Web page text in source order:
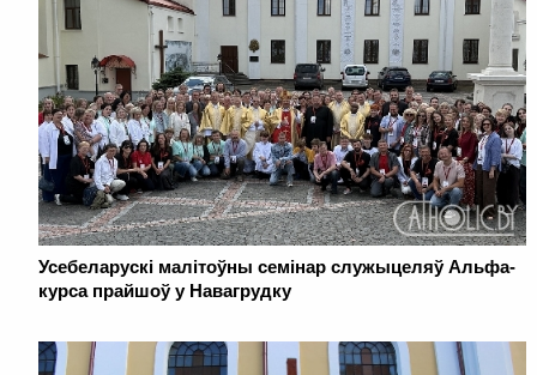
Усебеларускі малітоўны семінар служыцеляў Альфа-
курса прайшоў у Навагрудку